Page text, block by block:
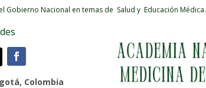
Gobierno Nacional en temas de Salud y Educación Médica.
Colombia